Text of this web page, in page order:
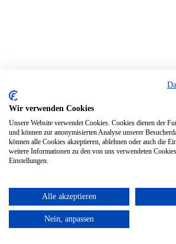
Wir verwenden Cookies
Unsere Website verwendet Cookies. Cookies dienen der
und können zur anonymisierten Analyse unserer
können alle Cookies akzeptieren, ablehnen oder auch die
weitere Informationen zu den von uns verwendeten
Einstellungen.
Alle akzeptieren
Nein, anpassen